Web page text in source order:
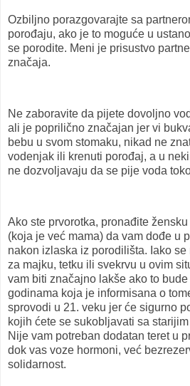
Ozbiljno porazgovarajte sa
porođaju, ako je to moguće u
se porodite. Meni je prisustvo
značaja.
Ne zaboravite da pijete dovoljno
ali je poprilično značajan jer vi
bebu u svom stomaku, nikad ne
vodenjak ili krenuti porođaj, a u
ne dozvoljavaju da se pije voda
Ako ste prvorotka, pronađite
(koja je već mama) da vam dođe u
nakon izlaska iz porodilišta. Iako
za majku, tetku ili svekrvu u ovim
vam biti značajno lakše ako to
godinama koja je informisana o
sprovodi u 21. veku jer će sigurno
kojih ćete se sukobljavati sa
Nije vam potreban dodatan teret u
dok vas voze hormoni, već
solidarnost.